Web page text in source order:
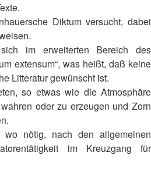
Diktum versucht, dabei
im erweiterten Bereich des
extensum“, was heißt, daß keine
Litteratur gewünscht ist.
so etwas wie die Atmosphäre
oder zu erzeugen und Zorn
wo nötig, nach den allgemeinen
im Kreuzgang für